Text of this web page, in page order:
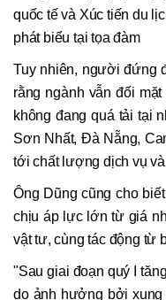
quốc tế và Xúc tiến du
phát biểu tại tọa đàm
Tuy nhiên, người đứng
rằng ngành vẫn đối
không đang quá tải tại
Sơn Nhất, Đà Nẵng,
tới chất lượng dịch vụ
Ông Dũng cũng cho
chịu áp lực lớn từ giá
vật tư, cùng tác động từ
"Sau giai đoạn quý I
do ảnh hưởng bởi xung